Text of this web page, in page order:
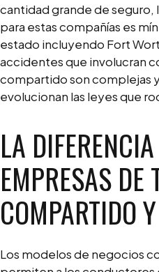
cantidad grande de seguro,
para estas compañías es
estado incluyendo Fort
accidentes que involucran
compartido son complejas
evolucionan las leyes que
LA
EMPRESAS DE
COMPARTIDO
Los modelos de negocios